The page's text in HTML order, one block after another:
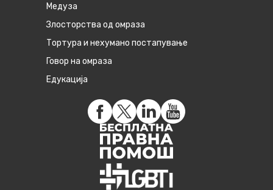
Медуза
Злосторства од омраза
Тортура и нехумано постапување
Говор на омраза
Едукација